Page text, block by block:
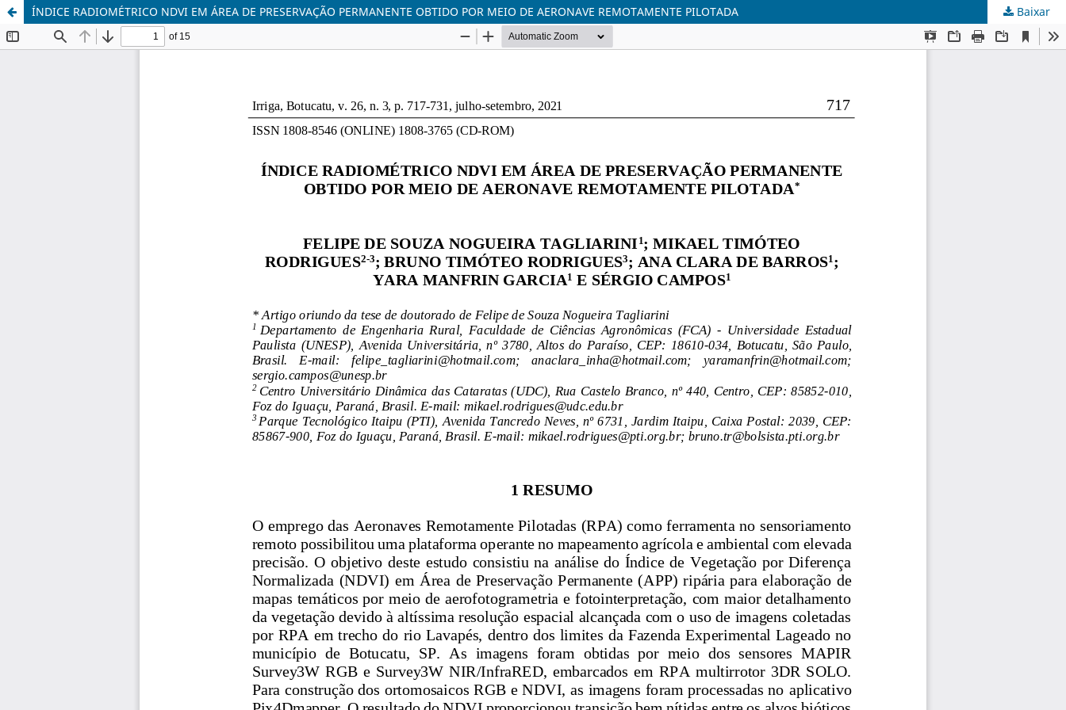
ÍNDICE RADIOMÉTRICO NDVI EM ÁREA DE PRESERVAÇÃO PERMANENTE OBTIDO POR MEIO DE AERONAVE REMOTAMENTE PILOTADA Baixar